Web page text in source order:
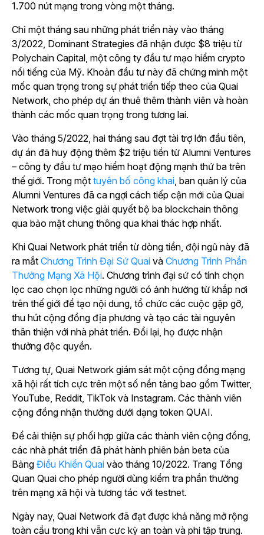
1.700 nút mạng trong vòng một tháng.
Chỉ một tháng sau những phát triển này vào tháng
3/2022, Dominant Strategies đã nhận được $8 triệu từ
Polychain Capital, một công ty đầu tư mạo hiểm crypto
nổi tiếng của Mỹ. Khoản đầu tư này đã chứng minh một
mốc quan trọng trong sự phát triển tiếp theo của Quai
Network, cho phép dự án thuê thêm thành viên và hoàn
thành các mốc quan trọng trong tương lai.
Vào tháng 5/2022, hai tháng sau đợt tài trợ lớn đầu tiên,
dự án đã huy động thêm $2 triệu tiền từ Alumni Ventures
– công ty đầu tư mạo hiểm hoạt động mạnh thứ ba trên
thế giới. Trong một tuyên bố công khai, ban quản lý của
Alumni Ventures đã ca ngợi cách tiếp cận mới của Quai
Network trong việc giải quyết bộ ba blockchain thông
qua bảo mật chung thông qua khai thác hợp nhất.
Khi Quai Network phát triển từ dòng tiền, đội ngũ này đã
ra mắt Chương Trình Đại Sứ Quai và Chương Trình Phần
Thưởng Mạng Xã Hội. Chương trình đại sứ có tính chọn
lọc cao chọn lọc những người có ảnh hưởng từ khắp nơi
trên thế giới để tạo nội dung, tổ chức các cuộc gặp gỡ,
thu hút cộng đồng địa phương và tạo các tài nguyên
thân thiện với nhà phát triển. Đổi lại, họ được nhận
thưởng độc quyền.
Tương tự, Quai Network giám sát một cộng đồng mạng
xã hội rất tích cực trên một số nền tảng bao gồm Twitter,
YouTube, Reddit, TikTok và Instagram. Các thành viên
cộng đồng nhận thưởng dưới dạng token QUAI.
Để cải thiện sự phối hợp giữa các thành viên cộng đồng,
các nhà phát triển đã phát hành phiên bản beta của
Bảng Điều Khiển Quai vào tháng 10/2022. Trang Tổng
Quan Quai cho phép người dùng kiểm tra phần thưởng
trên mạng xã hội và tương tác với testnet.
Ngày nay, Quai Network đã đạt được khả năng mở rộng
toàn cầu trong khi vẫn cực kỳ an toàn và phi tập trung.